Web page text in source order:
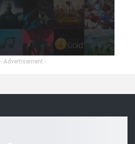
- Advertisement -